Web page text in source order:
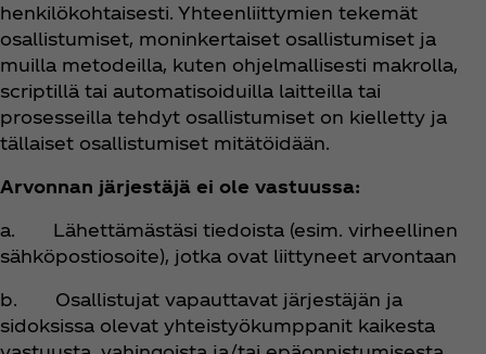
henkilökohtaisesti. Yhteenliittymien tekemät
osallistumiset, moninkertaiset osallistumiset ja
muilla metodeilla, kuten ohjelmallisesti makrolla,
scriptillä tai automatisoiduilla laitteilla tai
prosesseilla tehdyt osallistumiset on kielletty ja
tällaiset osallistumiset mitätöidään.
Arvonnan järjestäjä ei ole vastuussa:
a. Lähettämästäsi tiedoista (esim. virheellinen
sähköpostiosoite), jotka ovat liittyneet arvontaan
b. Osallistujat vapauttavat järjestäjän ja
sidoksissa olevat yhteistyökumppanit kaikesta